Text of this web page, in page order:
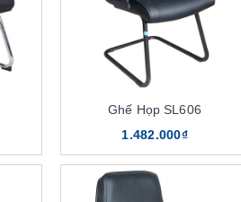
Ghế Họp SL606
1.482.000₫